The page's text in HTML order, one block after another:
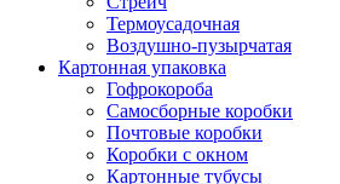
Термоусадочная
Воздушно-пузырчатая
Картонная упаковка
Гофрокороба
Самосборные коробки
Почтовые коробки
Коробки с окном
Картонные тубусы